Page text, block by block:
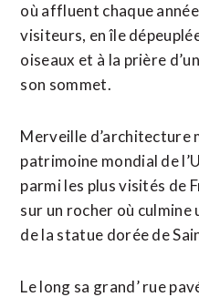
où affluent chaque
visiteurs, en île
oiseaux et à la prière
son sommet.
Merveille d’architecture
patrimoine mondial de
parmi les plus visités de
sur un rocher où culmine
de la statue dorée de
Le long sa grand’ rue